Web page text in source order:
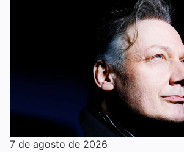
7 de agosto de 2026